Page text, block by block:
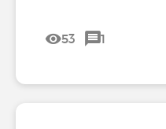
53 1